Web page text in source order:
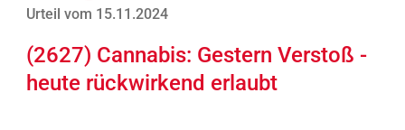
Urteil vom 15.11.2024
(2627) Cannabis: Gestern Verstoß -
heute rückwirkend erlaubt